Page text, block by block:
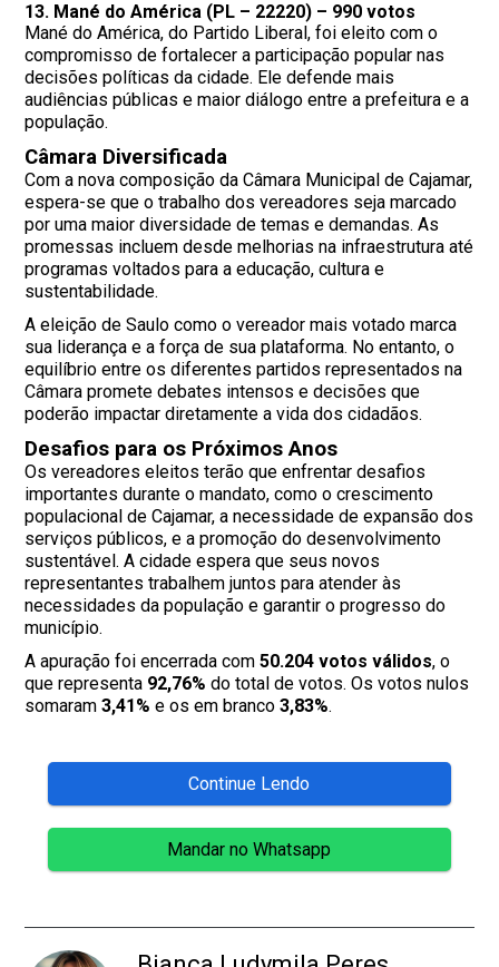
13. Mané do América (PL – 22220) – 990 votos
Mané do América, do Partido Liberal, foi eleito com o
compromisso de fortalecer a participação popular nas
decisões políticas da cidade. Ele defende mais
audiências públicas e maior diálogo entre a prefeitura e a
população.
Câmara Diversificada
Com a nova composição da Câmara Municipal de Cajamar,
espera-se que o trabalho dos vereadores seja marcado
por uma maior diversidade de temas e demandas. As
promessas incluem desde melhorias na infraestrutura até
programas voltados para a educação, cultura e
sustentabilidade.
A eleição de Saulo como o vereador mais votado marca
sua liderança e a força de sua plataforma. No entanto, o
equilíbrio entre os diferentes partidos representados na
Câmara promete debates intensos e decisões que
poderão impactar diretamente a vida dos cidadãos.
Desafios para os Próximos Anos
Os vereadores eleitos terão que enfrentar desafios
importantes durante o mandato, como o crescimento
populacional de Cajamar, a necessidade de expansão dos
serviços públicos, e a promoção do desenvolvimento
sustentável. A cidade espera que seus novos
representantes trabalhem juntos para atender às
necessidades da população e garantir o progresso do
município.
A apuração foi encerrada com50.204 votos válidos, o
que representa 92,76% do total de votos. Os votos nulos
somaram3,41% e os em branco3,83%.
Continue Lendo
Mandar no Whatsapp